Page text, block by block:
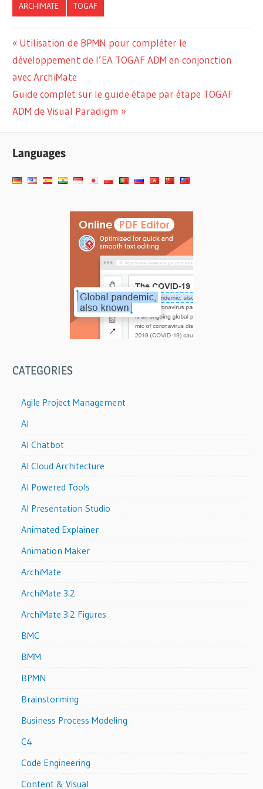
ARCHIMATE TOGAF
Navigation
de
l’article
Previous
Post:
Utilisation de BPMN pour compléter le
développement de l’EA TOGAF ADM en conjonction
avec ArchiMate
Next
Post:
Guide complet sur le guide étape par étape TOGAF
ADM de Visual Paradigm
Languages
CATEGORIES
Agile Project Management
AI
AI Chatbot
AI Cloud Architecture
AI Powered Tools
AI Presentation Studio
Animated Explainer
Animation Maker
ArchiMate
ArchiMate 3.2
ArchiMate 3.2 Figures
BMC
BMM
BPMN
Brainstorming
Business Process Modeling
C4
Code Engineering
Content & Visual